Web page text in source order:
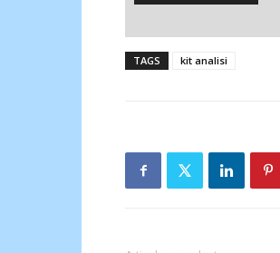
TAGS kit analisi